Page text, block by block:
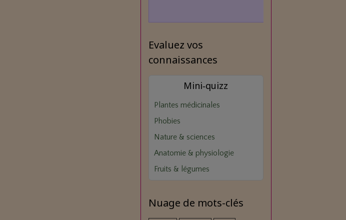
Evaluez vos
connaissances
Mini‑quizz
Plantes médicinales
Phobies
Nature & sciences
Anatomie & physiologie
Fruits & légumes
Nuage de mots-clés